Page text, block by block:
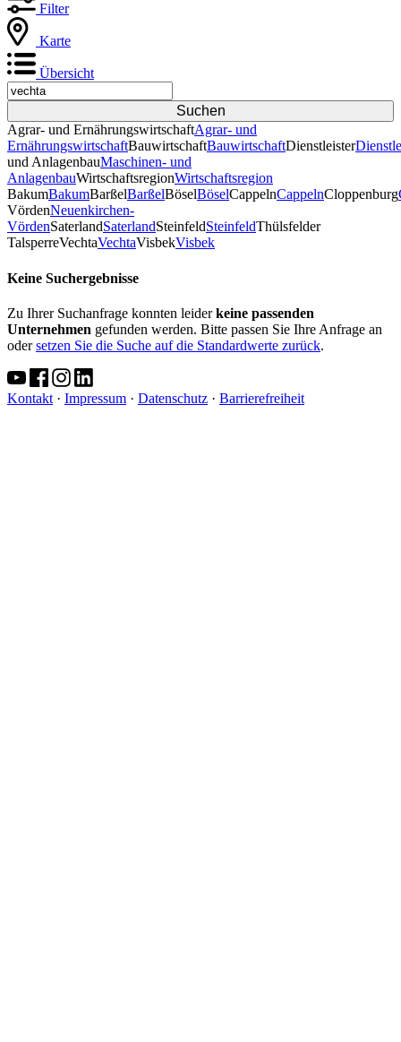
Filter
Karte
Übersicht
Agrar- und ErnährungswirtschaftAgrar- und
ErnährungswirtschaftBauwirtschaftBauwirtschaftDienstleister
und AnlagenbauMaschinen- und
AnlagenbauWirtschaftsregionWirtschaftsregion
BakumBakumBarßelBarßelBöselBöselCappelnCappelnCloppenburg
VördenNeuenkirchen-
VördenSaterlandSaterlandSteinfeldSteinfeldThülsfelder
TalsperreVechtaVechtaVisbekVisbek
Keine Suchergebnisse
Zu Ihrer Suchanfrage konnten leiderkeine passenden
Unternehmen gefunden werden. Bitte passen Sie Ihre Anfrage an
odersetzen Sie die Suche auf die Standardwerte zurück.
Kontakt · Impressum · Datenschutz · Barrierefreiheit